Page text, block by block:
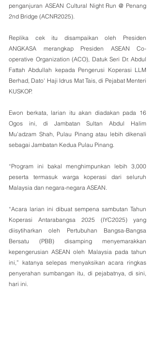
penganjuran ASEAN Cultural Night Run @ Penang
2nd Bridge (ACNR2025).
Replika cek itu disampaikan oleh Presiden
ANGKASA merangkap Presiden ASEAN Co-
operative Organization (ACO), Datuk Seri Dr. Abdul
Fattah Abdullah kepada Pengerusi Koperasi LLM
Berhad, Dato' Haji Idrus Mat Tais, di Pejabat Menteri
KUSKOP.
Ewon berkata, larian itu akan diadakan pada 16
Ogos ini, di Jambatan Sultan Abdul Halim
Mu'adzam Shah, Pulau Pinang atau lebih dikenali
sebagai Jambatan Kedua Pulau Pinang.
“Program ini bakal menghimpunkan lebih 3,000
peserta termasuk warga koperasi dari seluruh
Malaysia dan negara-negara ASEAN.
“Acara larian ini dibuat sempena sambutan Tahun
Koperasi Antarabangsa 2025 (IYC2025) yang
diisytiharkan oleh Pertubuhan Bangsa-Bangsa
Bersatu (PBB) disamping menyemarakkan
kepengerusian ASEAN oleh Malaysia pada tahun
ini,” katanya selepas menyaksikan acara ringkas
penyerahan sumbangan itu, di pejabatnya, di sini,
hari ini.